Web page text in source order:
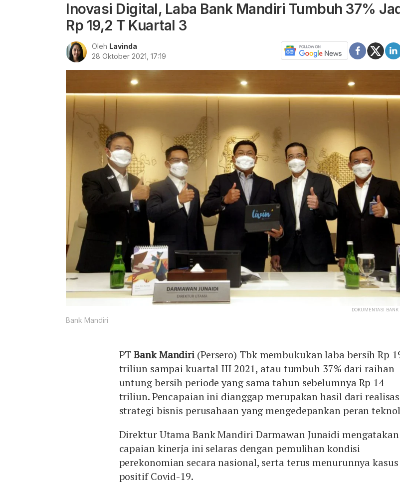
Inovasi Digital, Laba Bank Mandiri Tumbuh 37%
Rp 19,2 T Kuartal 3
Oleh Lavinda
28 Oktober 2021, 17:19
DOKUMENTASI
Bank Mandiri
PTBank Mandiri (Persero) Tbk membukukan laba bersih Rp
triliun sampai kuartal III 2021, atau tumbuh 37% dari raihan
untung bersih periode yang sama tahun sebelumnya Rp 14
triliun. Pencapaian ini dianggap merupakan hasil dari
strategi bisnis perusahaan yang mengedepankan peran
Direktur Utama Bank Mandiri Darmawan Junaidi mengatakan
capaian kinerja ini selaras dengan pemulihan kondisi
perekonomian secara nasional, serta terus menurunnya kasus
positif Covid-19.